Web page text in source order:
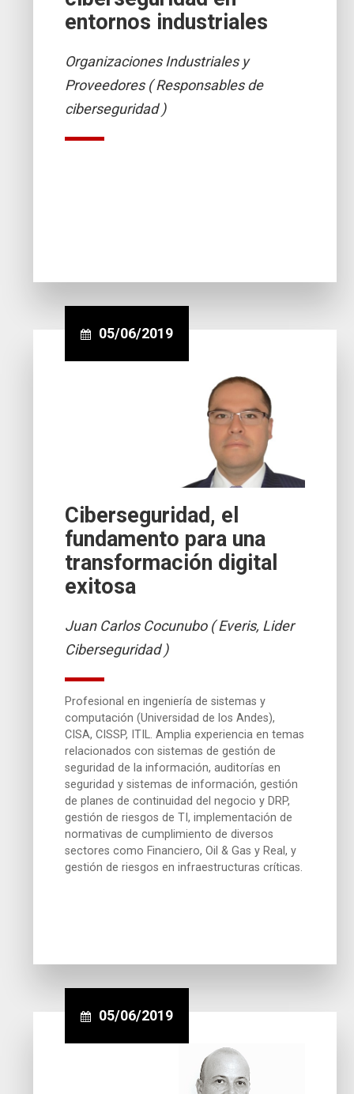
entornos industriales
Organizaciones Industriales y
Proveedores ( Responsables de
ciberseguridad )
05/06/2019
Ciberseguridad, el
fundamento para una
transformación digital
exitosa
Juan Carlos Cocunubo ( Everis, Lider
Ciberseguridad )
Profesional en ingeniería de sistemas y
computación (Universidad de los Andes),
CISA, CISSP, ITIL. Amplia experiencia en temas
relacionados con sistemas de gestión de
seguridad de la información, auditorías en
seguridad y sistemas de información, gestión
de planes de continuidad del negocio y DRP,
gestión de riesgos de TI, implementación de
normativas de cumplimiento de diversos
sectores como Financiero, Oil & Gas y Real, y
gestión de riesgos en infraestructuras críticas.
05/06/2019